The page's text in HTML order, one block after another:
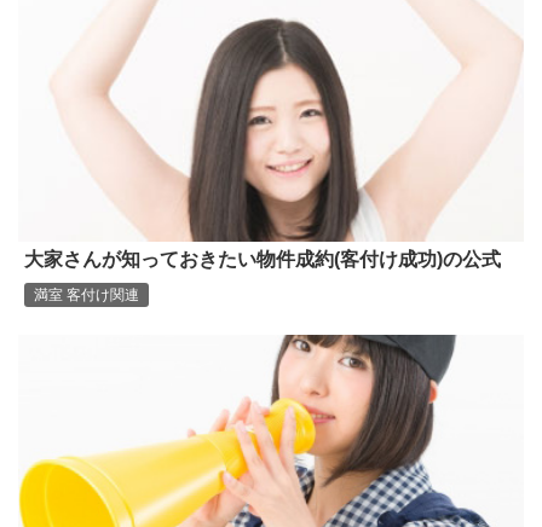
大家さんが知っておきたい物件成約(客付け成功)の公式
満室 客付け関連